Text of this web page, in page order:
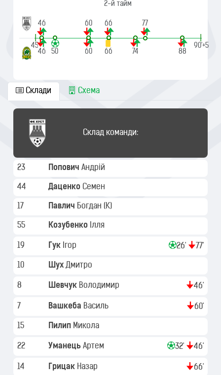
2-й тайм
46 60 66 77
|
45'
46
50 60 66 74 88
|
90'+5
Склади Схема
Склад команди:
23 Попович Андрій
44 Даценко Семен
17 Павлич Богдан (K)
55 Козубенко Ілля
19 Гук Ігор 26' 77'
10 Шух Дмитро
8 Шевчук Володимир 46'
7 Вашкеба Василь 60'
15 Пилип Микола
22 Уманець Артем 32' 46'
14 Грицак Назар 66'